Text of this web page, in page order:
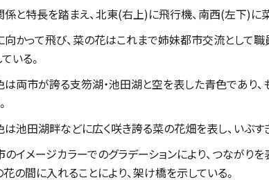
と特長を踏まえ、北東(右上)に飛行機、南西(左下)に
かって飛び、菜の花はこれまで姉妹都市交流として
いる。
両市が誇る支笏湖・池田湖と空を表した青色であり
池田湖畔などに広く咲き誇る菜の花畑を表し、いぶす
イメージカラーでのグラデーションにより、つながりを
の間に入れることにより、架け橋を示している。